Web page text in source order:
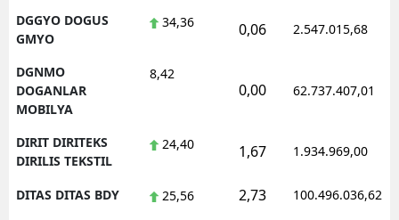
DGGYO DOGUS
GMYO
34,36 0,06 2.547.015,68
DGNMO
DOGANLAR
MOBILYA
8,42
0,00 62.737.407,01
DIRIT DIRITEKS
DIRILIS TEKSTIL
24,40 1,67 1.934.969,00
DITAS DITAS BDY 25,56 2,73 100.496.036,62